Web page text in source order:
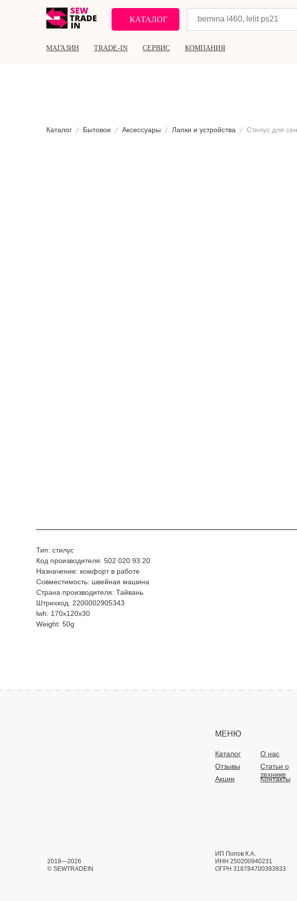
КАТАЛОГ
МАГАЗИН TRADE-IN СЕРВИС КОМПАНИЯ
Каталог Бытовое Аксессуары Лапки и устройства
Тип: стилус
Код производителя: 502 020 93 20
Назначение: комфорт в работе
Совместимость: швейная машина
Страна производителя: Тайвань
Штрихкод: 2200002905343
lwh: 170x120x30
Weight: 50g
МЕНЮ
Каталог О нас
Статьи о
технике
Отзывы
Акции
Контакты
ИП Попов К.А.
ИНН 250200940231
ОГРН 318784700393933
2018—2026
© SEWTRADEIN